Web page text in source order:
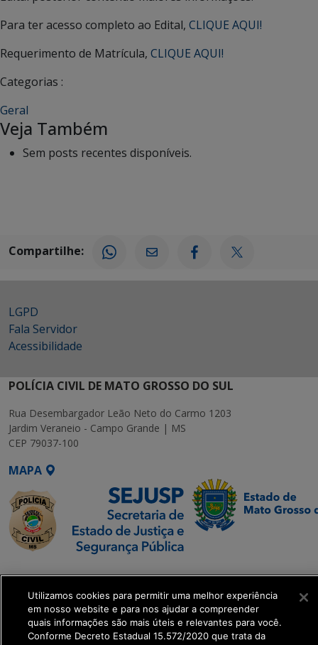
Para ter acesso completo ao Edital, CLIQUE AQUI!
Requerimento de Matrícula, CLIQUE AQUI!
Categorias :
Geral
Veja Também
Sem posts recentes disponíveis.
Compartilhe:
LGPD
Fala Servidor
Acessibilidade
POLÍCIA CIVIL DE MATO GROSSO DO SUL
Rua Desembargador Leão Neto do Carmo 1203
Jardim Veraneio - Campo Grande | MS
CEP 79037-100
MAPA
SETDIG | Secretaria-
Executiva de
Transformação Digital
Utilizamos cookies para permitir uma melhor experiência
em nosso website e para nos ajudar a compreender
quais informações são mais úteis e relevantes para você.
Conforme Decreto Estadual 15.572/2020 que trata da